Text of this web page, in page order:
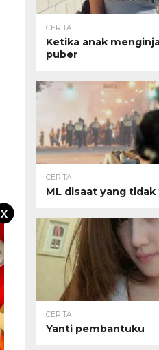
X
CERITA
Ketika anak
puber
CERITA
ML disaat yang
CERITA
Yanti pembantuku